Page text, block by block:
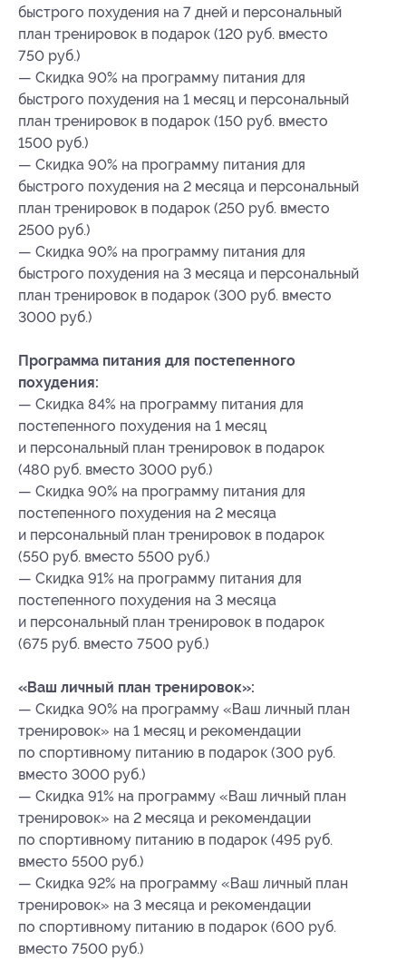
быстрого похудения на 7 дней и персональный
план тренировок в подарок (120 руб. вместо
750 руб.)
— Скидка 90% на программу питания для
быстрого похудения на 1 месяц и персональный
план тренировок в подарок (150 руб. вместо
1500 руб.)
— Скидка 90% на программу питания для
быстрого похудения на 2 месяца и персональный
план тренировок в подарок (250 руб. вместо
2500 руб.)
— Скидка 90% на программу питания для
быстрого похудения на 3 месяца и персональный
план тренировок в подарок (300 руб. вместо
3000 руб.)
Программа питания для постепенного
похудения:
— Скидка 84% на программу питания для
постепенного похудения на 1 месяц
и персональный план тренировок в подарок
(480 руб. вместо 3000 руб.)
— Скидка 90% на программу питания для
постепенного похудения на 2 месяца
и персональный план тренировок в подарок
(550 руб. вместо 5500 руб.)
— Скидка 91% на программу питания для
постепенного похудения на 3 месяца
и персональный план тренировок в подарок
(675 руб. вместо 7500 руб.)
«Ваш личный план тренировок»:
— Скидка 90% на программу «Ваш личный план
тренировок» на 1 месяц и рекомендации
по спортивному питанию в подарок (300 руб.
вместо 3000 руб.)
— Скидка 91% на программу «Ваш личный план
тренировок» на 2 месяца и рекомендации
по спортивному питанию в подарок (495 руб.
вместо 5500 руб.)
— Скидка 92% на программу «Ваш личный план
тренировок» на 3 месяца и рекомендации
по спортивному питанию в подарок (600 руб.
вместо 7500 руб.)